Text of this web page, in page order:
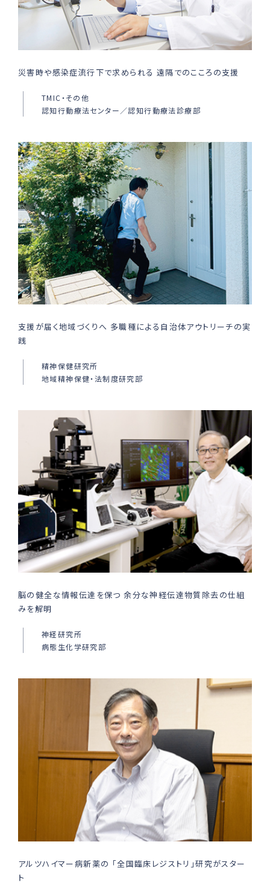
災害時や感染症流行下で求められる 遠隔でのこころの支援
TMIC・その他
認知行動療法センター／認知行動療法診療部
支援が届く地域づくりへ 多職種による自治体アウトリーチの実
践
精神保健研究所
地域精神保健・法制度研究部
脳の健全な情報伝達を保つ 余分な神経伝達物質除去の仕組
みを解明
神経研究所
病態生化学研究部
アルツハイマー病新薬の 「全国臨床レジストリ」研究がスター
ト